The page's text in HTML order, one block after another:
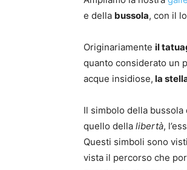
e della bussola, con il
Originariamente il
quanto considerato un
acque insidiose, la
Il simbolo della
quello della libertà,
Questi simboli sono
vista il percorso che